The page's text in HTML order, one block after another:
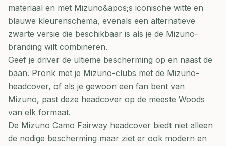
materiaal en met Mizuno&apos;s iconische witte en
blauwe kleurenschema, evenals een alternatieve
zwarte versie die beschikbaar is als je de Mizuno-
branding wilt combineren.
Geef je driver de ultieme bescherming op en naast de
baan. Pronk met je Mizuno-clubs met de Mizuno-
headcover, of als je gewoon een fan bent van
Mizuno, past deze headcover op de meeste Woods
van elk formaat.
De Mizuno Camo Fairway headcover biedt niet alleen
de nodige bescherming maar ziet er ook modern en